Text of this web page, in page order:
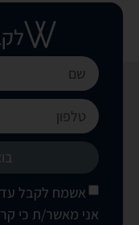
אשמח לקבל
אני מאשר/ת כי